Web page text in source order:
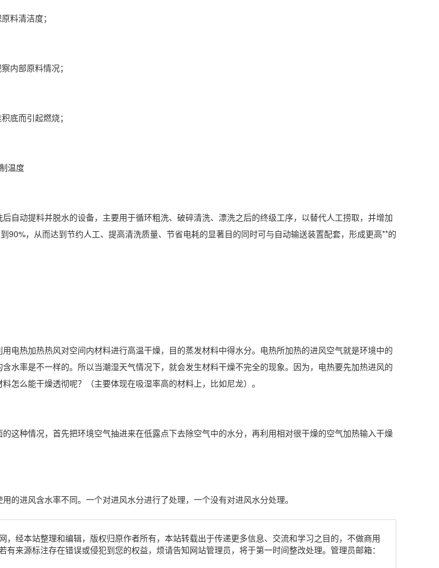
料清洁度；
部原料情况；
而引起燃烧；
温度
动提料并脱水的设备，主要用于循环粗洗、破碎清洗、漂洗之后的终级工序，以替代人工捞取，并增加
90%，从而达到节约人工、提高清洗质量、节省电耗的显著目的同时可与自动输送装置配套，形成更高**的
热加热热风对空间内材料进行高温干燥，目的蒸发材料中得水分。电热所加热的进风空气就是环境中的
水率是不一样的。所以当潮湿天气情况下，就会发生材料干燥不完全的现象。因为，电热要先加热进风的
怎么能干燥透彻呢？（主要体现在吸湿率高的材料上，比如尼龙）。
种情况，首先把环境空气抽进来在低露点下去除空气中的水分，再利用相对很干燥的空气加热输入干燥
进风含水率不同。一个对进风水分进行了处理，一个没有对进风水分处理。
，经本站整理和编辑，版权归原作者所有，本站转载出于传递更多信息、交流和学习之目的，不做商用
有来源标注存在错误或侵犯到您的权益，烦请告知网站管理员，将于第一时间整改处理。管理员邮箱：